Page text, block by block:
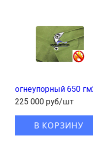
огнеупорный 650
225 000 руб/шт
В КОРЗИНУ